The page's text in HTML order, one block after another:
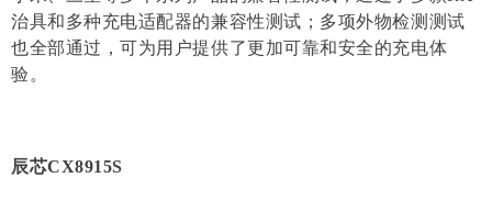
治具和多种充电适配器的兼容性测试；多项外物检测测试
也全部通过，可为用户提供了更加可靠和安全的充电体
验。
辰芯CX8915S